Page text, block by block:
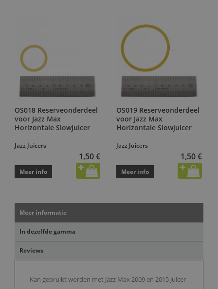
OS018 Reserveonderdeel
voor Jazz Max
Horizontale Slowjuicer
Jazz Juicers
1,50 €
Meer info
OS019 Reserveonderdeel
voor Jazz Max
Horizontale Slowjuicer
Jazz Juicers
1,50 €
Meer info
Meer informatie
In dezelfde gamma
Reviews
Kan gebruikt worden met Jazz Max 2009 en 2015 Juicer